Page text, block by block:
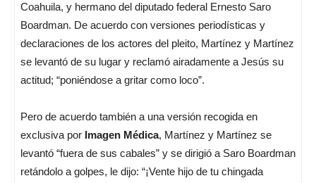
Coahuila, y hermano del diputado federal Ernesto Saro
Boardman. De acuerdo con versiones periodísticas y
declaraciones de los actores del pleito, Martínez y Martínez
se levantó de su lugar y reclamó airadamente a Jesús su
actitud; “poniéndose a gritar como loco”.
Pero de acuerdo también a una versión recogida en
exclusiva por Imagen Médica, Martínez y Martínez se
levantó “fuera de sus cabales” y se dirigió a Saro Boardman
retándolo a golpes, le dijo: “¡Vente hijo de tu chingada